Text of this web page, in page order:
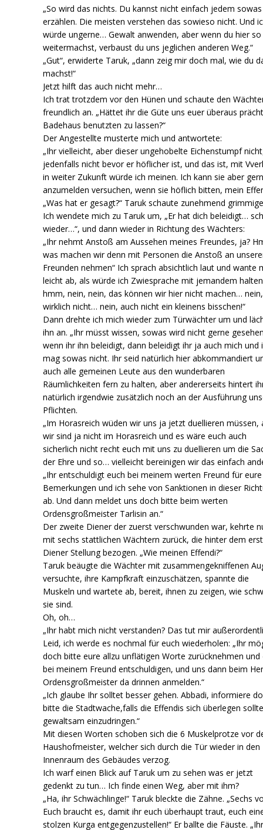
„So wird das nichts. Du kannst nicht einfach jedem sowas
erzählen. Die meisten verstehen das sowieso nicht. Und
würde ungerne… Gewalt anwenden, aber wenn du hier so
weitermachst, verbaust du uns jeglichen anderen Weg.“
„Gut“, erwiderte Taruk, „dann zeig mir doch mal, wie du
machst!“
Jetzt hilft das auch nicht mehr…
Ich trat trotzdem vor den Hünen und schaute den
freundlich an. „Hättet ihr die Güte uns euer überaus
Badehaus benutzten zu lassen?“
Der Angestellte musterte mich und antwortete:
„Ihr vielleicht, aber dieser ungehobelte Eichenstumpf
jedenfalls nicht bevor er höflicher ist, und das ist, mit
in weiter Zukunft würde ich meinen. Ich kann sie aber
anzumelden versuchen, wenn sie höflich bitten, mein
„Was hat er gesagt?“ Taruk schaute zunehmend
Ich wendete mich zu Taruk um, „Er hat dich beleidigt…
wieder…“, und dann wieder in Richtung des Wächters:
„Ihr nehmt Anstoß am Aussehen meines Freundes, ja?
was machen wir denn mit Personen die Anstoß an
Freunden nehmen“ Ich sprach absichtlich laut und wante
leicht ab, als würde ich Zwiesprache mit jemandem
hmm, nein, nein, das können wir hier nicht machen… nein,
wirklich nicht… nein, auch nicht ein kleinens bisschen!“
Dann drehte ich mich wieder zum Türwächter um und
ihn an. „Ihr müsst wissen, sowas wird nicht gerne
wenn ihr ihn beleidigt, dann beleidigt ihr ja auch mich und
mag sowas nicht. Ihr seid natürlich hier abkommandiert
auch alle gemeinen Leute aus den wunderbaren
Räumlichkeiten fern zu halten, aber andererseits hintert
natürlich irgendwie zusätzlich noch an der Ausführung
Pflichten.
„Im Horasreich wüden wir uns ja jetzt duellieren müssen,
wir sind ja nicht im Horasreich und es wäre euch auch
sicherlich nicht recht euch mit uns zu duellieren um die
der Ehre und so… vielleicht bereinigen wir das einfach
„Ihr entschuldigt euch bei meinem werten Freund für eure
Bemerkungen und ich sehe von Sanktionen in dieser
ab. Und dann meldet uns doch bitte beim werten
Ordensgroßmeister Tarlisin an.“
Der zweite Diener der zuerst verschwunden war, kehrte
mit sechs stattlichen Wächtern zurück, die hinter dem
Diener Stellung bezogen. „Wie meinen Effendi?“
Taruk beäugte die Wächter mit zusammengekniffenen
versuchte, ihre Kampfkraft einzuschätzen, spannte die
Muskeln und wartete ab, bereit, ihnen zu zeigen, wie
sie sind.
Oh, oh…
„Ihr habt mich nicht verstanden? Das tut mir
Leid, ich werde es nochmal für euch wiederholen: „Ihr
doch bitte eure allzu unflätigen Worte zurücknehmen und
bei meinem Freund entschuldigen, und uns dann beim
Ordensgroßmeister da drinnen anmelden.“
„Ich glaube Ihr solltet besser gehen. Abbadi, informiere
bitte die Stadtwache,falls die Effendis sich überlegen
gewaltsam einzudringen.“
Mit diesen Worten schoben sich die 6 Muskelprotze vor
Haushofmeister, welcher sich durch die Tür wieder in den
Innenraum des Gebäudes verzog.
Ich warf einen Blick auf Taruk um zu sehen was er jetzt
gedenkt zu tun… Ich finde einen Weg, aber mit ihm?
„Ha, ihr Schwächlinge!“ Taruk bleckte die Zähne. „Sechs
Euch braucht es, damit ihr euch überhaupt traut, euch
stolzen Kurga entgegenzustellen!“ Er ballte die Fäuste.